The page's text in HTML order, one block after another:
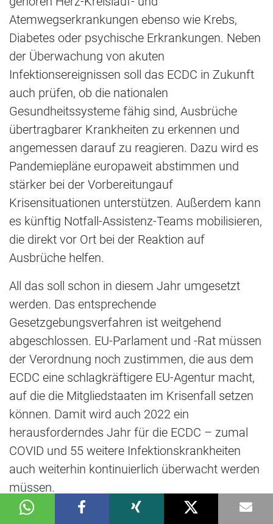
Atemwegserkrankungen ebenso wie Krebs,
Diabetes oder psychische Erkrankungen. Neben
der Überwachung von akuten
Infektionsereignissen soll das ECDC in Zukunft
auch prüfen, ob die nationalen
Gesundheitssysteme fähig sind, Ausbrüche
übertragbarer Krankheiten zu erkennen und
angemessen darauf zu reagieren. Dazu wird es
Pandemiepläne europaweit abstimmen und
stärker bei der Vorbereitungauf
Krisensituationen unterstützen. Außerdem kann
es künftig Notfall-Assistenz-Teams mobilisieren,
die direkt vor Ort bei der Reaktion auf
Ausbrüche helfen.
All das soll schon in diesem Jahr umgesetzt
werden. Das entsprechende
Gesetzgebungsverfahren ist weitgehend
abgeschlossen. EU-Parlament und -Rat müssen
der Verordnung noch zustimmen, die aus dem
ECDC eine schlagkräftigere EU-Agentur macht,
auf die die Mitgliedstaaten im Krisenfall setzen
können. Damit wird auch 2022 ein
herausforderndes Jahr für die ECDC – zumal
COVID und 55 weitere Infektionskrankheiten
auch weiterhin kontinuierlich überwacht werden
müssen.
Quellen: